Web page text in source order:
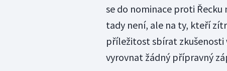
se do nominace proti
tady není, ale na ty, kteří
příležitost sbírat zkušenosti
vyrovnat žádný přípravný